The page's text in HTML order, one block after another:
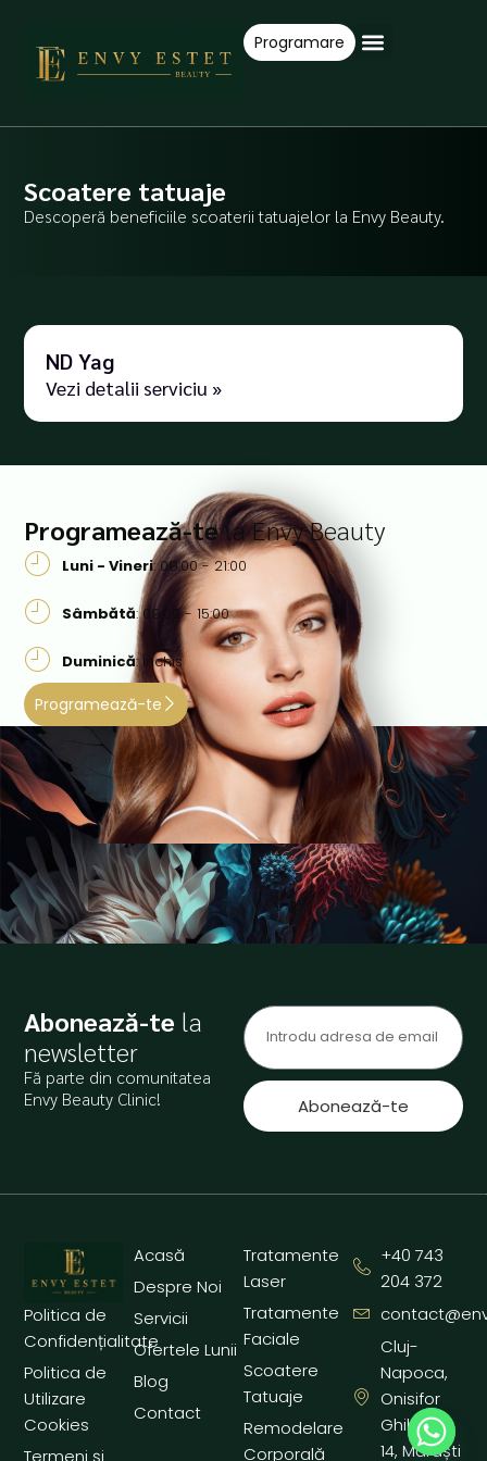
content
Programare
Scoatere tatuaje
Descoperă beneficiile scoaterii tatuajelor la Envy Beauty.
ND Yag
Vezi detalii serviciu »
Programează-tela Envy Beauty
Luni - Vineri: 09:00 - 21:00
Sâmbătă: 09:00 - 15:00
Duminică: Închis
Programează-te
Abonează-te la
newsletter
Fă parte din comunitatea
Envy Beauty Clinic!
Abonează-te
Politica de
Confidențialitate
Politica de
Utilizare
Cookies
Termeni și
Acasă
Despre Noi
Servicii
Ofertele Lunii
Blog
Contact
Tratamente
Laser
Tratamente
Faciale
Scoatere
Tatuaje
Remodelare
Corporală
+40 743
204 372
Cluj-
Napoca,
Onisifor
Ghibu nr.
14, Mărăști